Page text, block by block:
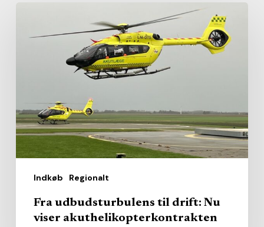
Indkøb Regionalt
udbudsturbulens
akuthelikopterkontrakten
sine
Fra udbudsturbulens til drift: Nu
viser akuthelikopterkontrakten